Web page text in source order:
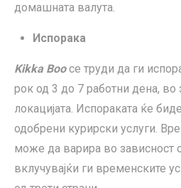
домашната валута.
Испорака
Kikka Booсе труди да ги
рок од 3 до 7 работни дена, во
локацијата. Испораката ќе
одобрени курирски услуги.
може да варира во зависност
вклучувајќи ги временските